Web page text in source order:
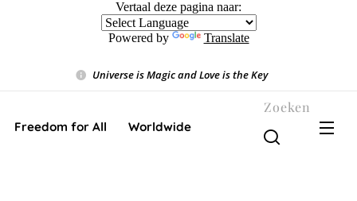
Vertaal deze pagina naar:
Powered by Translate
Universe is Magic and Love is the Key❤️
Freedom for All ❤️ Worldwide
Zoeken